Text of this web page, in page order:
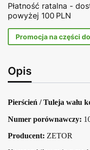
Płatność ratalna -
powyżej 100 PLN
Promocja na części
Opis
Pierścień / Tuleja wału
Numer porównawczy:
Producent: ZETOR